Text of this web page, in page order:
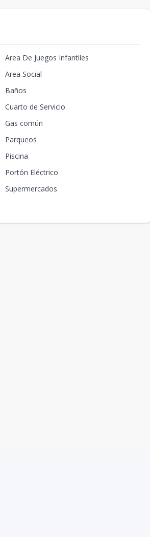
Area De Juegos Infantiles
Area Social
Baños
Cuarto de Servicio
Gas común
Parqueos
Piscina
Portón Eléctrico
Supermercados